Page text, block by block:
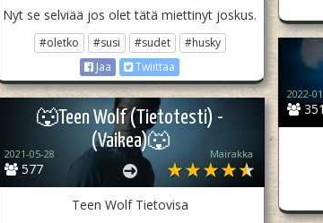
Nyt se selviää jos olet tätä miettinyt joskus.
#oletko #susi #sudet
#husky
Jaa
Twiittaa
2022-
🐺Teen Wolf (Tietotesti) -
(Vaikea)🐺
577
2021-05-28 Mairakka
Teen Wolf Tietovisa